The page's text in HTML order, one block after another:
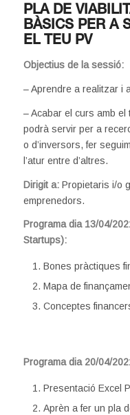
PLA DE
BÀSICS PER A
EL TEU PV
Objectius de la sessió:
– Aprendre a realitzar i
– Acabar el curs amb
podrà servir per a
o d’inversors, fer
l’atur entre d’altres.
Dirigit a: Propietaris i/o
emprenedors.
Programa dia 13/04/
Startups):
Bones pràctiques
Mapa de
Conceptes
Programa dia 20/04/
Presentació Excel
Aprèn a fer un pla